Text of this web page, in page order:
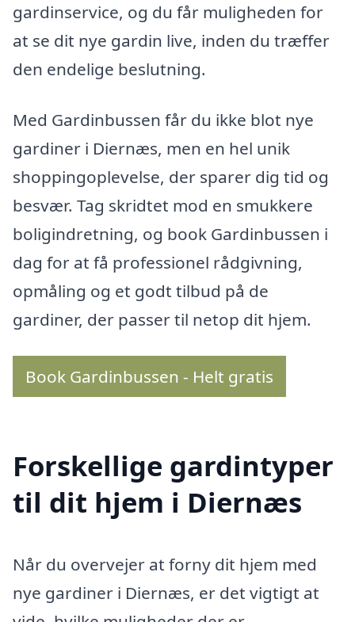
gardinservice, og du får muligheden for
at se dit nye gardin live, inden du træffer
den endelige beslutning.
Med Gardinbussen får du ikke blot nye
gardiner i Diernæs, men en hel unik
shoppingoplevelse, der sparer dig tid og
besvær. Tag skridtet mod en smukkere
boligindretning, og book Gardinbussen i
dag for at få professionel rådgivning,
opmåling og et godt tilbud på de
gardiner, der passer til netop dit hjem.
Book Gardinbussen - Helt gratis
Forskellige gardintyper
til dit hjem i Diernæs
Når du overvejer at forny dit hjem med
nye gardiner i Diernæs, er det vigtigt at